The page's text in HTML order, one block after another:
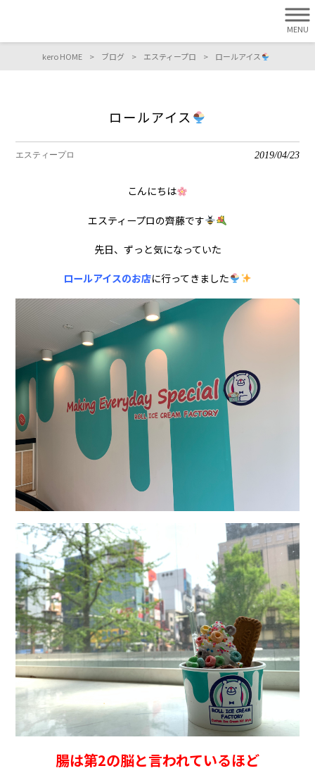
MENU
kero HOME > ブログ > エスティープロ > ロールアイス
ロールアイス
エスティープロ 2019/04/23
こんにちは
エスティープロの齊藤です
先日、ずっと気になっていた
ロールアイスのお店に行ってきました
腸は第2の脳と言われているほど